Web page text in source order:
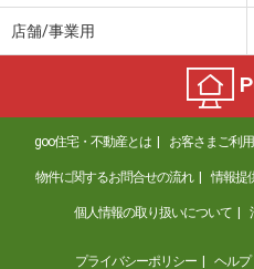
店舗/事業用
goo住宅・不動産とは お客さまご利
物件に関するお問合せの流れ 情報提
個人情報の取り扱いについて
プライバシーポリシー ヘルプ